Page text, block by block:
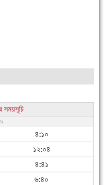
সময়সূচি
৪:১০
১২:০৪
৪:৪১
৬:৪০